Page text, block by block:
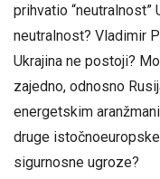
prihvatio “neutralnost”
neutralnost? Vladimir
Ukrajina ne postoji?
zajedno, odnosno
energetskim
druge
sigurnosne ugroze?